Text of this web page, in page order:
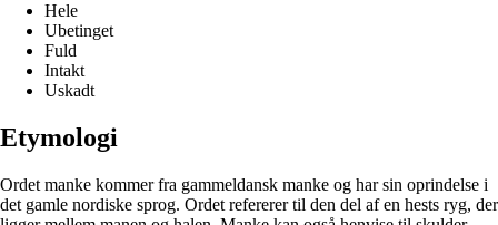
Hele
Ubetinget
Fuld
Intakt
Uskadt
Etymologi
Ordet manke kommer fra gammeldansk manke og har sin oprindelse i
det gamle nordiske sprog. Ordet refererer til den del af en hests ryg, der